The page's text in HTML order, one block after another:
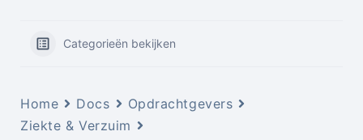
Categorieën bekijken
Home Docs
Opdrachtgevers
Ziekte & Verzuim